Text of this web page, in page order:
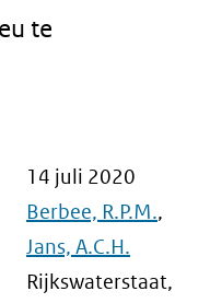
te
14 juli 2020
Berbee, R.P.M.,
Jans, A.C.H.
Rijkswaterstaat,